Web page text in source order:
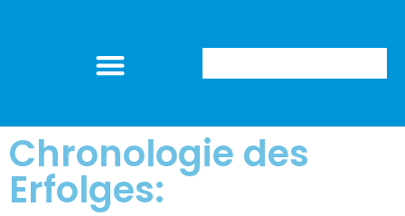
Chronologie des
Erfolges: